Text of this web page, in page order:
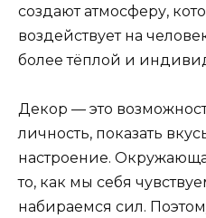
создают атмосферу,
воздействует на
более тёплой и
Декор — это
личность, показать
настроение.
то, как мы себя
набираемся сил.